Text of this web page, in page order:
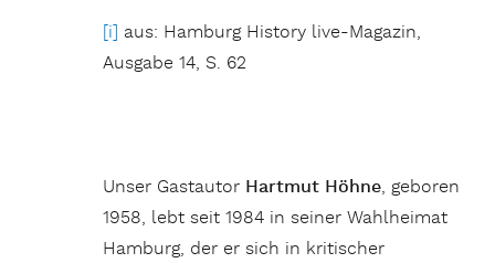
[i] aus: Hamburg History live-Magazin,
Ausgabe 14, S. 62
Unser Gastautor Hartmut Höhne, geboren
1958, lebt seit 1984 in seiner Wahlheimat
Hamburg, der er sich in kritischer